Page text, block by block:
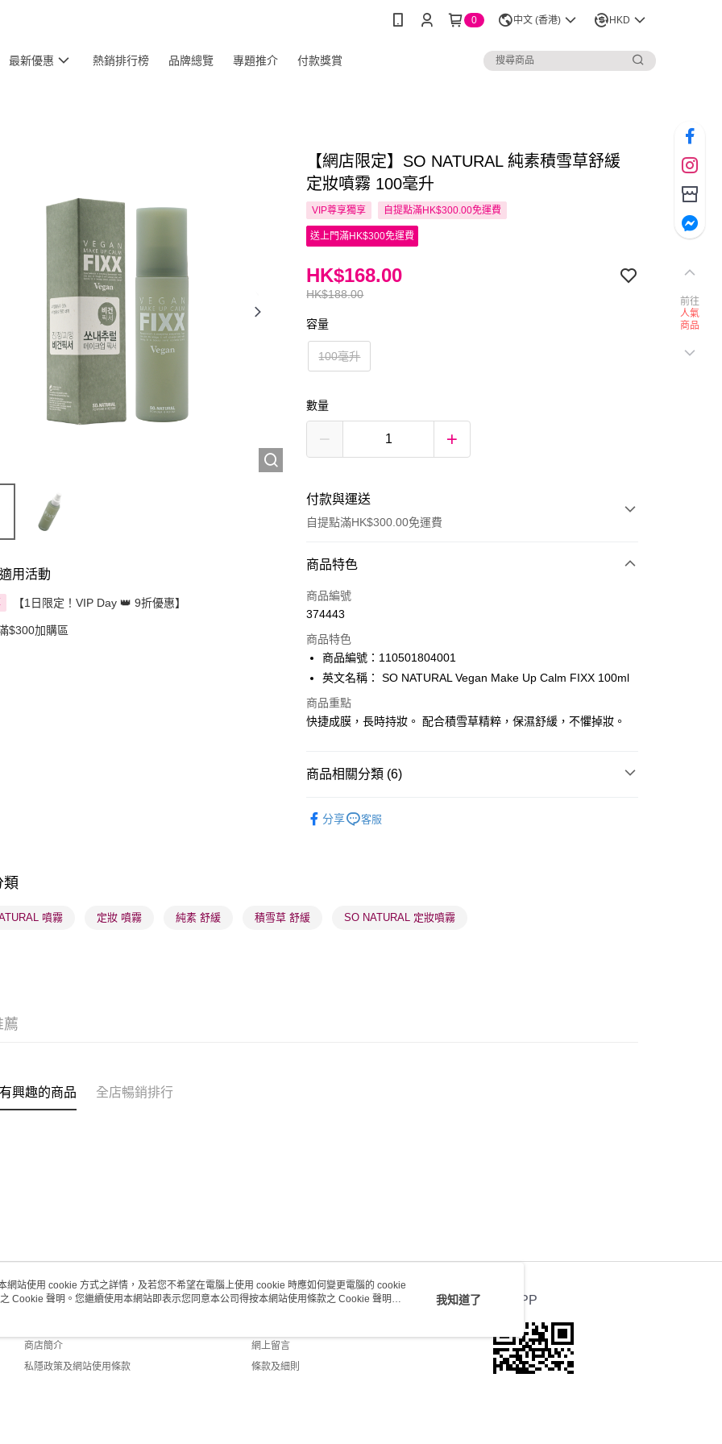
0 中文 (香港) HKD
最新優惠 熱銷排行榜 品牌總覽 專題推介 付款獎賞
用活動
【1日限定！VIP Day 👑 9折優惠】
$300加購區
【網店限定】SO NATURAL 純素積雪草舒緩
定妝噴霧 100毫升
VIP尊享獨享 自提點滿HK$300.00免運費
送上門滿HK$300免運費
HK$188.00
HK$168.00
容量
100毫升
數量
付款與運送
自提點滿HK$300.00免運費
付款方式
信用卡
AlipayHK
PayMe
WeChat Pay
順豐自助櫃 - 確認發貨後1-3個工作天送達
商品特色
商品編號
374443
商品特色
商品編號：110501804001
英文名稱： SO NATURAL Vegan Make Up Calm FIXX 100ml
商品重點
快捷成膜，長時持妝。 配合積雪草精粹，保濕舒緩，不懼掉妝。
商品相關分類 (6)
莎莎獨家品牌✨ 全部產品
分享 客服
類
噴霧 定妝 噴霧 純素 舒緩 積雪草 舒緩 SO NATURAL 定妝噴霧
薦
興趣的商品 全店暢銷排行
關於我們
商店簡介
私隱政策及網站使用條款
客戶服務
網上留言
條款及細則
官方APP
前往
人氣
商品
網站使用 cookie 方式之詳情，及若您不希望在電腦上使用 cookie 時應如何變更電腦的 cookie
之 Cookie 聲明。您繼續使用本網站即表示您同意本公司得按本網站使用條款之 Cookie 聲明使
我知道了